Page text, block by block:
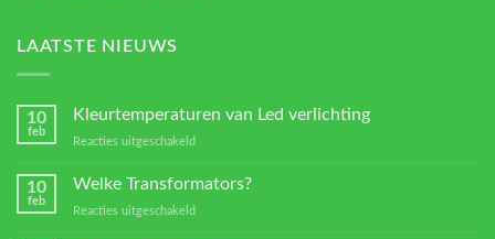
LAATSTE NIEUWS
10
feb
Kleurtemperaturen van Led verlichting
Reacties uitgeschakeld
verlichting
10
feb
Welke Transformators?
Reacties uitgeschakeld